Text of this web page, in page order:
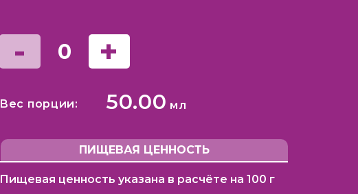
- 0 +
Вес порции: 50.00 мл
ПИЩЕВАЯ ЦЕННОСТЬ
Пищевая ценность указана в расчёте на 100 г